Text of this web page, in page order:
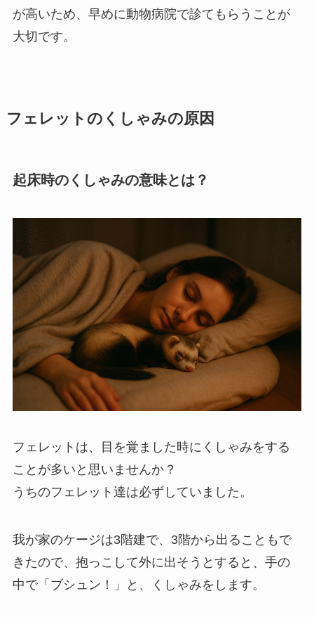
が高いため、早めに動物病院で診てもらうことが
大切です。
フェレットのくしゃみの原因
起床時のくしゃみの意味とは？
フェレットは、目を覚ました時にくしゃみをする
ことが多いと思いませんか？
うちのフェレット達は必ずしていました。
我が家のケージは3階建で、3階から出ることもで
きたので、抱っこして外に出そうとすると、手の
中で「ブシュン！」と、くしゃみをします。